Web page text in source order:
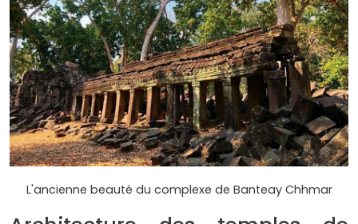
L'ancienne beauté du complexe de Banteay Chhmar